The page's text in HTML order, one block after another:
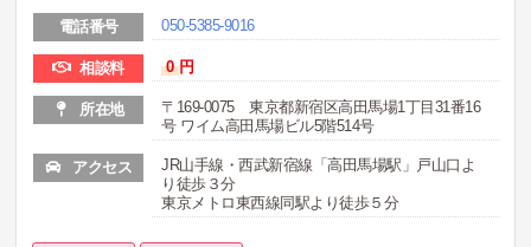
電話番号 050-5385-9016
相談料 0 円
所在地
〒169-0075 東京都新宿区高田馬場1丁目31番16
号 ワイム高田馬場ビル5階514号
アクセス
JR山手線・西武新宿線「高田馬場駅」戸山口よ
り徒歩３分
東京メトロ東西線同駅より徒歩５分